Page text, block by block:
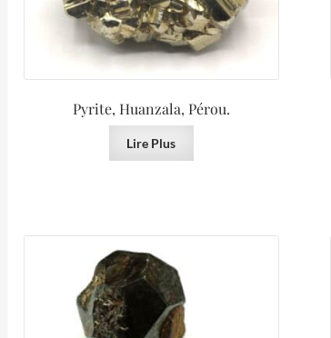
Pyrite, Huanzala, Pérou.
Lire Plus